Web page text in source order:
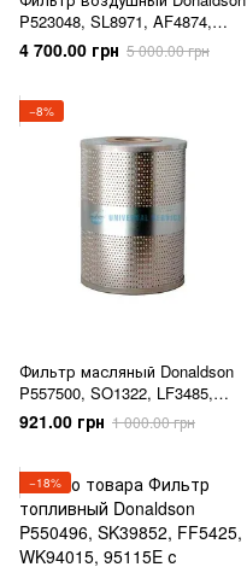
P523048, SL8971, AF4874,
PA2848, 46815
4 700.00 грн 5 000.00 грн
−8%
Фильтр масляный Donaldson
P557500, SO1322, LF3485,
P7003, 51591
921.00 грн 1 000.00 грн
−18%